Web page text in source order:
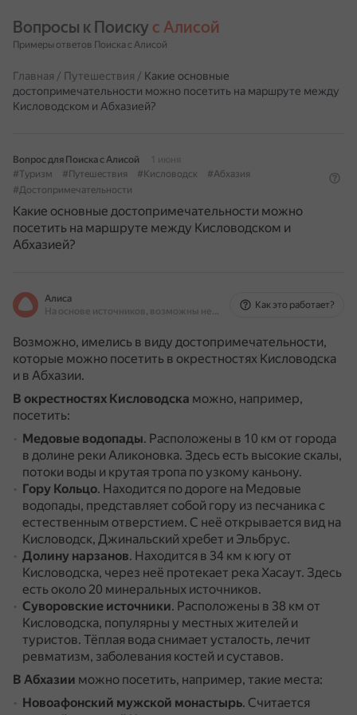
Вопросы к Поиску с Алисой
Примеры ответов Поиска с Алисой
Главная / Путешествия / Какие основные
достопримечательности можно посетить на маршруте между
Кисловодском и Абхазией?
Вопрос для Поиска с Алисой
1 июня
#Туризм
#Путешествия #Кисловодск
#Абхазия
#Достопримечательности
Какие основные достопримечательности можно
посетить на маршруте между Кисловодском и
Абхазией?
Алиса
На основе источников, возможны неточности
Как это работает?
Возможно, имелись в виду достопримечательности,
которые можно посетить в окрестностях Кисловодска
и в Абхазии.
В окрестностях Кисловодска можно, например,
посетить:
Медовые водопады. Расположены в 10 км от города
в долине реки Аликоновка. Здесь есть высокие скалы,
потоки воды и крутая тропа по узкому каньону.
Гору Кольцо. Находится по дороге на Медовые
водопады, представляет собой гору из песчаника с
естественным отверстием. С неё открывается вид на
Кисловодск, Джинальский хребет и Эльбрус.
Долину нарзанов. Находится в 34 км к югу от
Кисловодска, через неё протекает река Хасаут. Здесь
есть около 20 минеральных источников.
Суворовские источники. Расположены в 38 км от
Кисловодска, популярны у местных жителей и
туристов. Тёплая вода снимает усталость, лечит
ревматизм, заболевания костей и суставов.
В Абхазии можно посетить, например, такие места:
Новоафонский мужской монастырь. Считается